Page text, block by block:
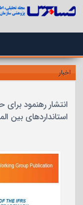
اخبار
انتشار رهنمود برای
استانداردهای بین